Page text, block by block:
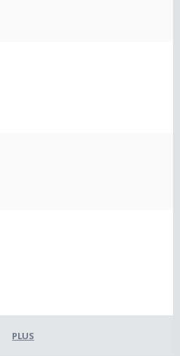
PLUS